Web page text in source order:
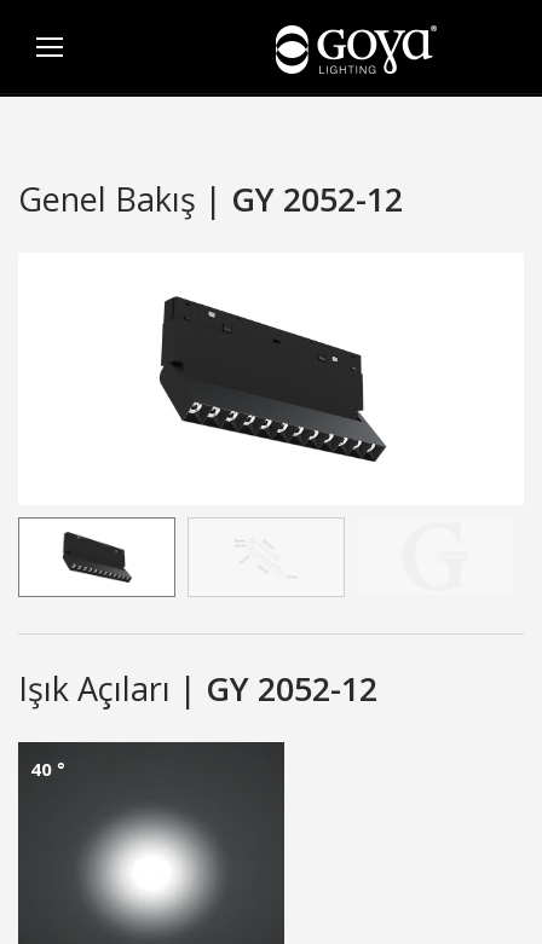
Genel Bakış | GY 2052-12
Işık Açıları | GY 2052-12
40 °